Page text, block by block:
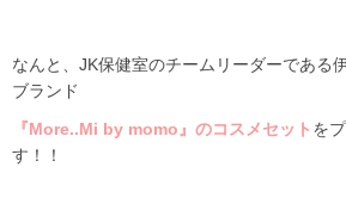
なんと、 JK保健室のチームリーダーである
ブランド
『More..Mi by momo』のコスメセット を
す！！